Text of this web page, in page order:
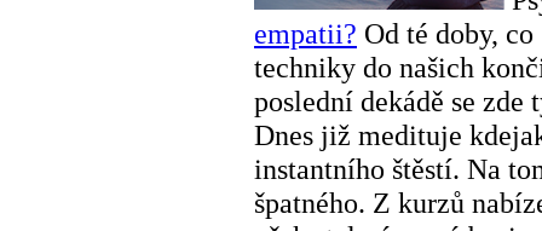
empatii? Od té doby,
techniky do našich
poslední dekádě se
Dnes již medituje
instantního štěstí. Na
špatného. Z kurzů